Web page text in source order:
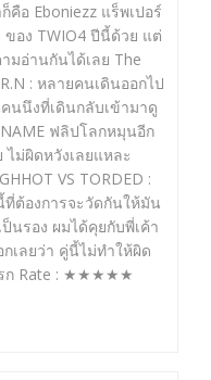
คือ Eboniezz แร็พเปอร์
ของ TWIO4 ปีนี้ด้วย แต่
มอ่านกันได้เลย The
: หลายคนเดินออกไป
นนึงที่เดินกลับเข้ามาดู
ฟลิปโลกหมุนอีก
ม่ผิดหวังเลยแหละ
VS TORDED :
ต้องการจะวัดกันให้มัน
นรอง ผมได้คุยกับพี่เค้า
เลยว่า คู่นี้ไม่ทำให้ผิด
รก Rate : ★★★★★